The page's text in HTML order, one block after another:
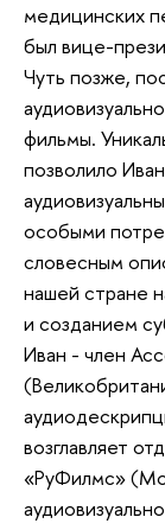
медицинских
был вице-
Чуть позже,
фильмы.
позволило
особыми
словесным
нашей стране
и созданием
Иван - член
возглавляет
«РуФилмс»